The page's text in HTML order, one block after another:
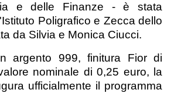
e delle Finanze - è stata
Poligrafico e Zecca dello
da Silvia e Monica Ciucci.
argento 999, finitura Fior di
nominale di 0,25 euro, la
ufficialmente il programma